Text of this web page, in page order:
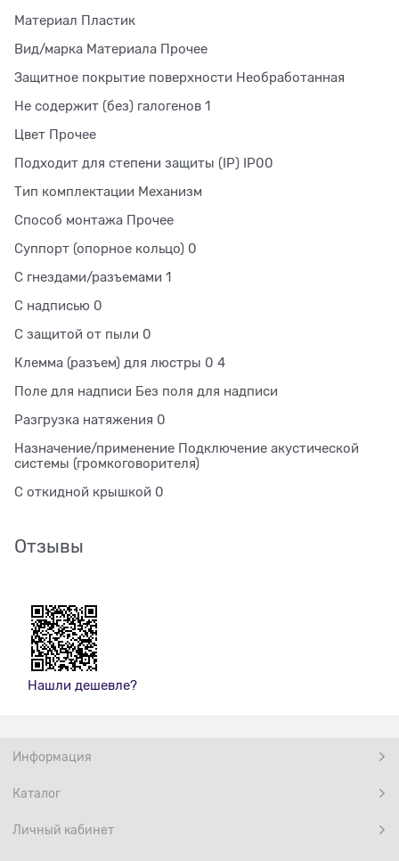
Материал Пластик
Вид/марка Материала Прочее
Защитное покрытие поверхности Необработанная
Не содержит (без) галогенов 1
Цвет Прочее
Подходит для степени защиты (IP) IP00
Тип комплектации Механизм
Способ монтажа Прочее
Суппорт (опорное кольцо) 0
С гнездами/разъемами 1
С надписью 0
С защитой от пыли 0
Клемма (разъем) для люстры 0 4
Поле для надписи Без поля для надписи
Разгрузка натяжения 0
Назначение/применение Подключение акустической
системы (громкоговорителя)
С откидной крышкой 0
Отзывы
Нашли дешевле?
Информация
Каталог
Личный кабинет